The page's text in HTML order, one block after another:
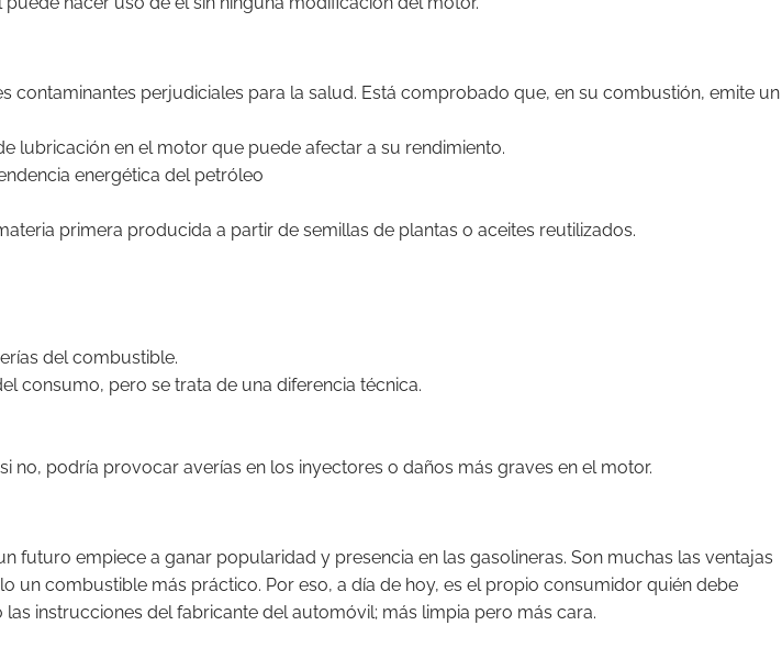
contaminantes perjudiciales para la salud. Está comprobado que, en su combustión, emite un
lubricación en el motor que puede afectar a su rendimiento.
energética del petróleo
primera producida a partir de semillas de plantas o aceites reutilizados.
del combustible.
consumo, pero se trata de una diferencia técnica.
no, podría provocar averías en los inyectores o daños más graves en el motor.
empiece a ganar popularidad y presencia en las gasolineras. Son muchas las ventajas
un combustible más práctico. Por eso, a día de hoy, es el propio consumidor quién debe
instrucciones del fabricante del automóvil; más limpia pero más cara.